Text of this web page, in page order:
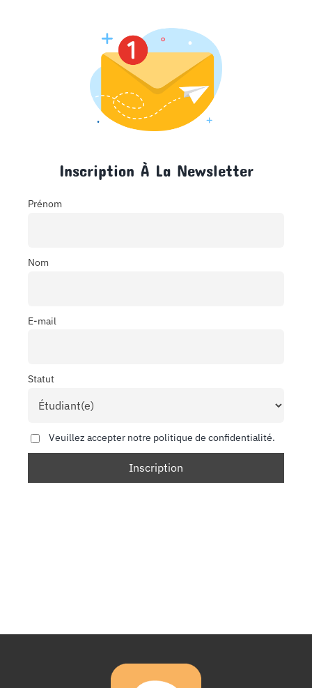
Inscription À La Newsletter
Prénom
Nom
E-mail
Statut
Veuillez accepter notre politique de confidentialité.